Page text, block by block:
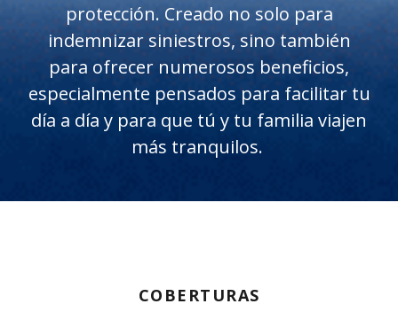
protección. Creado no solo para
indemnizar siniestros, sino también
para ofrecer numerosos beneficios,
especialmente pensados para facilitar tu
día a día y para que tú y tu familia viajen
más tranquilos.
COBERTURAS